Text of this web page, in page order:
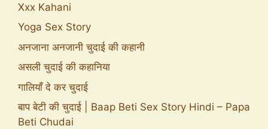
Xxx Kahani
Yoga Sex Story
अनजाना अनजानी चुदाई की कहानी
असली चुदाई की कहानिया
गालियाँ दे कर चुदाई
बाप बेटी की चुदाई | Baap Beti Sex Story Hindi – Papa
Beti Chudai